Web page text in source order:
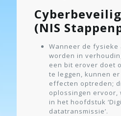
(NIS
Wanneer de
worden in
een bit erover doet
te leggen, kunnen
effecten optreden;
oplossingen ervoor,
in het hoofdstuk
datatransmissie’.